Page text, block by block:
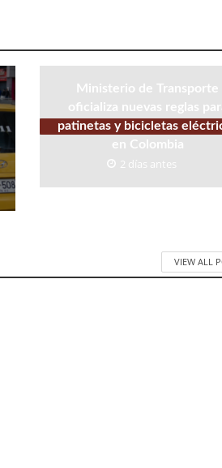
Ministerio de Transporte
oficializa nuevas reglas
patinetas y bicicletas
en Colombia
2 días antes
VIEW ALL